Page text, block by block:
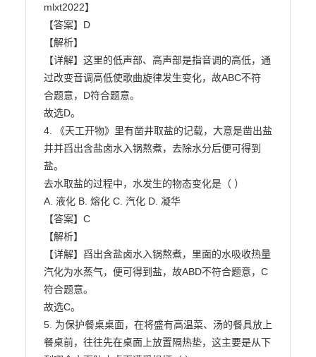
mlxt2022】
【答案】D
【解析】
【详解】这里的低声部、高声部是指音调的高低，通
过改变音调高低使歌曲旋律发生变化，故ABC不符
合题意，D符合题意。
故选D。
4. 《天工开物》里有凿井取盐的记载，大意是凿出盐
井并舀出含盐卤水入锅熬煮，去除水分后便可得到
盐。
去水取盐的过程中，水发生的物态变化是（ ）
A. 液化 B. 熔化 C. 汽化 D. 凝华
【答案】C
【解析】
【详解】舀出含盐卤水入锅熬煮，里面的水吸收热量
汽化为水蒸气，便可得到盐，故ABD不符合题意，C
符合题意。
故选C。
5. 为保护餐桌桌面，在将盛有高温菜、汤的餐具放上
餐桌前，往往先在桌面上放置隔热垫，这主要是从下